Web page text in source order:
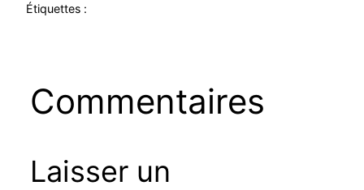
Étiquettes :
Commentaires
Laisser un